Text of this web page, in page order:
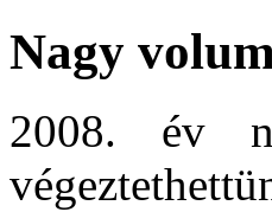
Nagy
2008. év